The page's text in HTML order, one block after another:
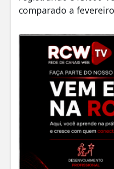
comparado a